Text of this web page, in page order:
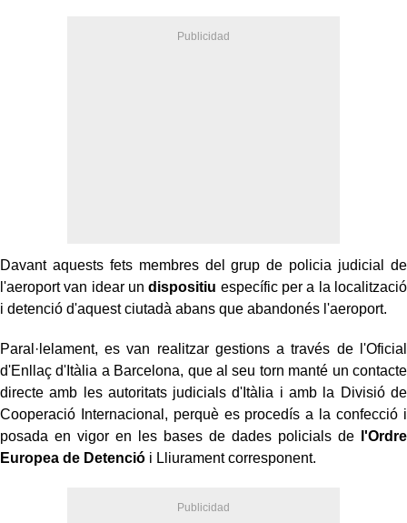
Davant aquests fets membres del grup de policia judicial de
l'aeroport van idear undispositiu específic per a la localització
i detenció d'aquest ciutadà abans que abandonés l'aeroport.
Paral·lelament, es van realitzar gestions a través de l'Oficial
d'Enllaç d'Itàlia a Barcelona, que al seu torn manté un contacte
directe amb les autoritats judicials d'Itàlia i amb la Divisió de
Cooperació Internacional, perquè es procedís a la confecció i
posada en vigor en les bases de dades policials del'Ordre
Europea de Detenció i Lliurament corresponent.